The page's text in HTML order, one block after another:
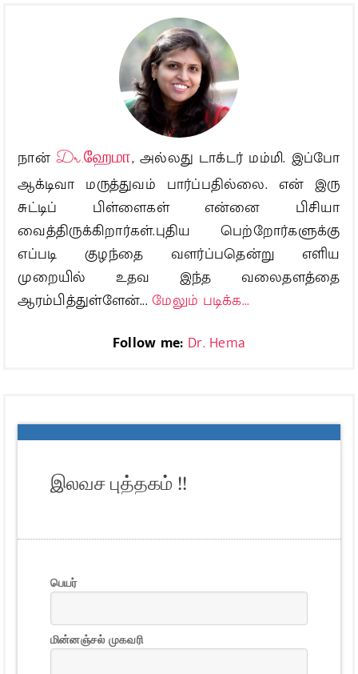
நான்Dr.ஹேமா, அல்லது டாக்டர் மம்மி. இப்போ
ஆக்டிவா மருத்துவம் பார்ப்பதில்லை. என் இரு
சுட்டிப் பிள்ளைகள் என்னை பிசியா
வைத்திருக்கிறார்கள்.புதிய பெற்றோர்களுக்கு
எப்படி குழந்தை வளர்ப்பதென்று எளிய
முறையில் உதவ இந்த வலைதளத்தை
ஆரம்பித்துள்ளேன்...மேலும் படிக்க...
Follow me: Dr. Hema
இலவச புத்தகம் !!
பெயர்
மின்னஞ்சல் முகவரி